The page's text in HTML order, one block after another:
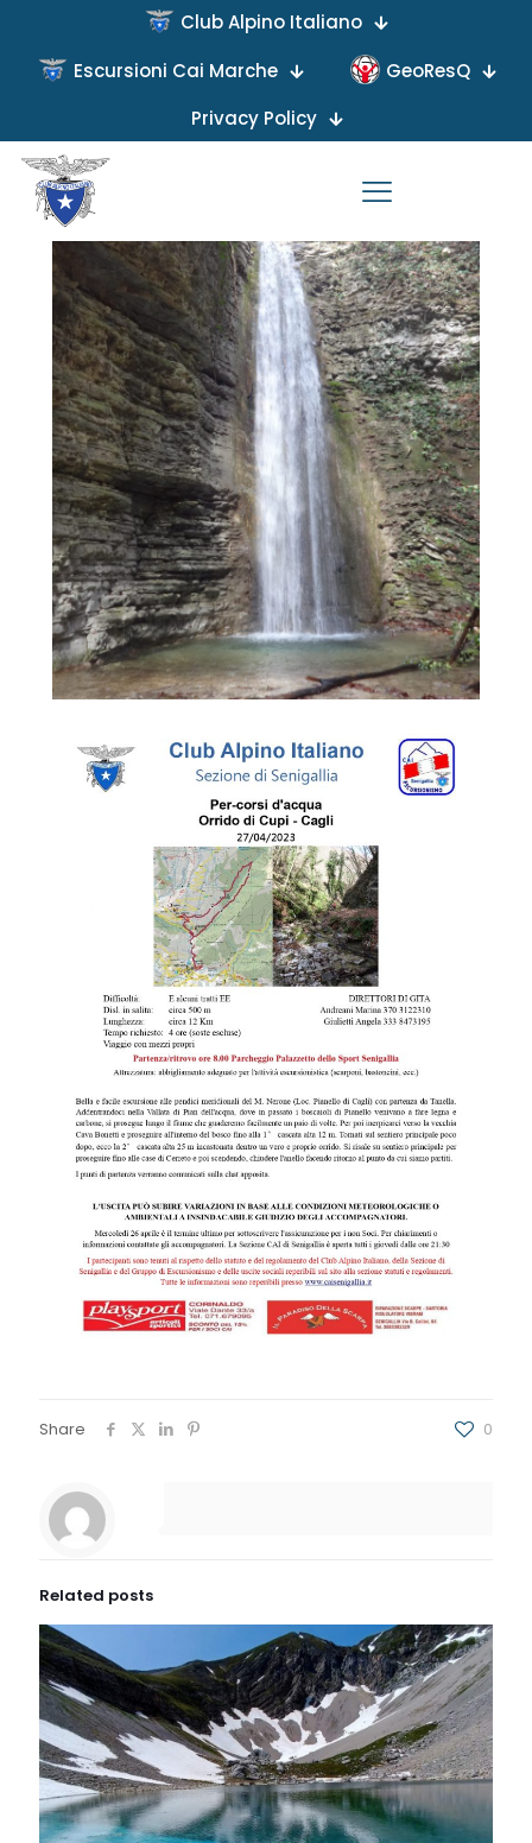
Club Alpino Italiano
Escursioni Cai Marche
GeoResQ
Privacy Policy
Share 0
Related posts